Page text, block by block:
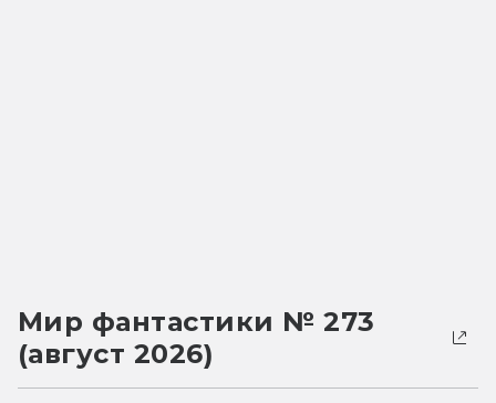
Мир фантастики № 273
(август 2026)